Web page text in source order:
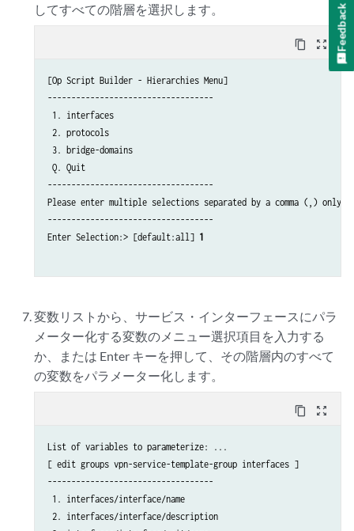
してすべての階層を選択します。
content_copy zoom_out_map
[Op Script Builder - Hierarchies Menu]
-----------------------------------
1. interfaces
2. protocols
3. bridge-domains
Q. Quit
-----------------------------------
Please enter multiple selections separated by a comma (,) only.
-----------------------------------
Enter Selection:> [default:all] 1
変数リストから、サービス・インターフェースにパラ
メーター化する変数のメニュー選択項目を入力する
か、または Enter キーを押して、その階層内のすべて
の変数をパラメーター化します。
content_copy zoom_out_map
List of variables to parameterize: ...
[ edit groups vpn-service-template-group interfaces ]
-----------------------------------
1. interfaces/interface/name
2. interfaces/interface/description
Feedback